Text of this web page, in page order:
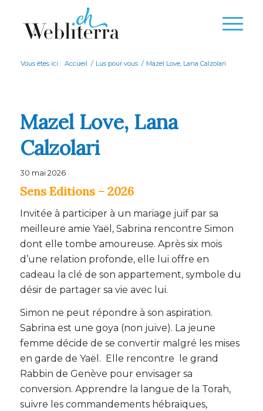
Vous êtes ici : Accueil / Lus pour vous / Mazel Love, Lana Calzolari
Mazel Love, Lana
Calzolari
30 mai 2026
Sens Editions – 2026
Invitée à participer à un mariage juif par sa
meilleure amie Yaël, Sabrina rencontre Simon
dont elle tombe amoureuse. Après six mois
d’une relation profonde, elle lui offre en
cadeau la clé de son appartement, symbole du
désir de partager sa vie avec lui.
Simon ne peut répondre à son aspiration.
Sabrina est une goya (non juive). La jeune
femme décide de se convertir malgré les mises
en garde de Yaël. Elle rencontre le grand
Rabbin de Genève pour envisager sa
conversion. Apprendre la langue de la Torah,
suivre les commandements hébraïques,